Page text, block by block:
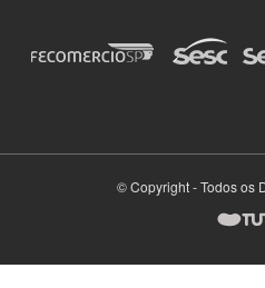
© Copyright - Todos os